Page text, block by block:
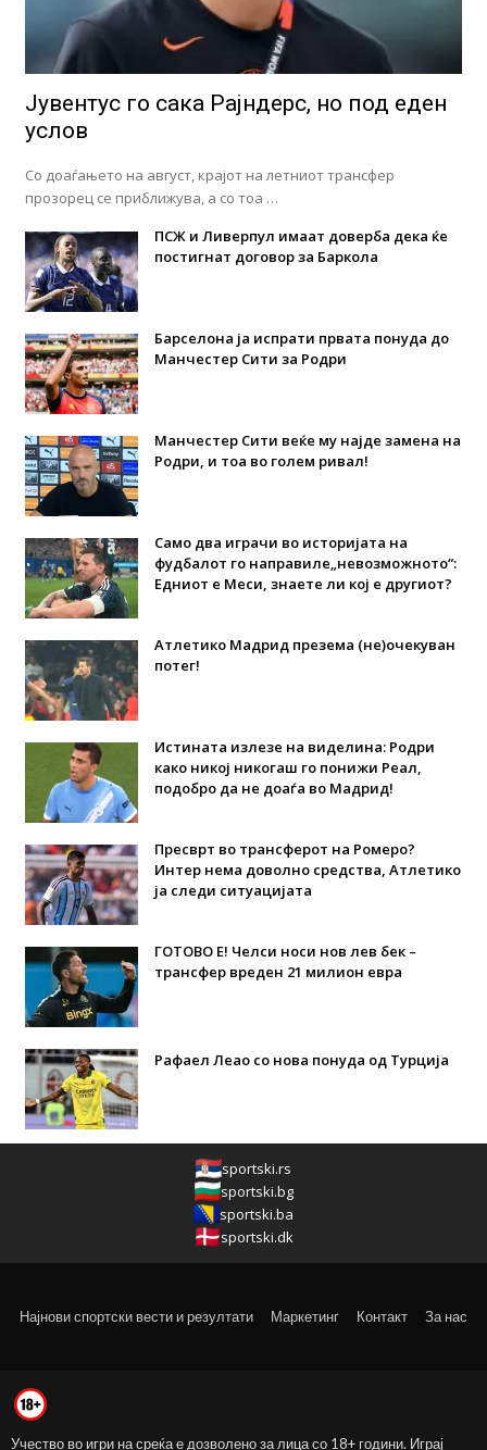
Јувентус го сака Рајндерс, но под еден
услов
Со доаѓањето на август, крајот на летниот трансфер
прозорец се приближува, а со тоа …
ПСЖ и Ливерпул имаат доверба дека ќе
постигнат договор за Баркола
Барселона ја испрати првата понуда до
Манчестер Сити за Родри
Манчестер Сити веќе му најде замена на
Родри, и тоа во голем ривал!
Само два играчи во историјата на
фудбалот го направиле„невозможното“:
Едниот е Меси, знаете ли кој е другиот?
Атлетико Мадрид презема (не)очекуван
потег!
Истината излезе на виделина: Родри
како никој никогаш го понижи Реал,
подобро да не доаѓа во Мадрид!
Пресврт во трансферот на Ромеро?
Интер нема доволно средства, Атлетико
ја следи ситуацијата
ГОТОВО Е! Челси носи нов лев бек –
трансфер вреден 21 милион евра
Рафаел Леао со нова понуда од Турција
sportski.rs
sportski.bg
sportski.ba
sportski.dk
Најнови спортски вести и резултати Маркетинг Контакт За нас
Учество во игри на среќа е дозволено за лица со 18+ години. Играј